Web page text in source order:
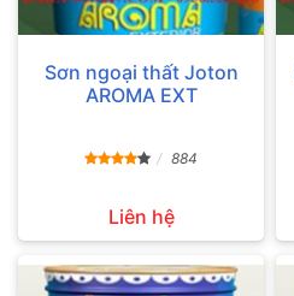
Sơn ngoại thất Joton
AROMA EXT
884
Liên hệ